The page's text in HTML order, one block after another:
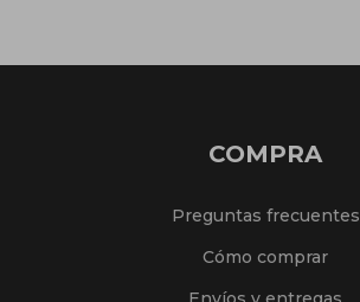
COMPRA
Preguntas frecuentes
Cómo comprar